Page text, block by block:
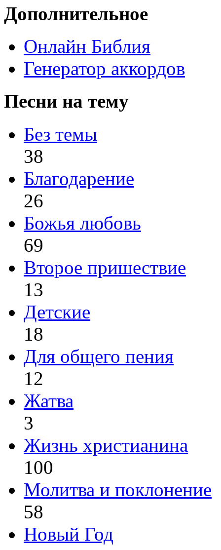
Дополнительное
Онлайн Библия
Генератор аккордов
Песни на тему
Без темы
38
Благодарение
26
Божья любовь
69
Второе пришествие
13
Детские
18
Для общего пения
12
Жатва
3
Жизнь христианина
100
Молитва и поклонение
58
Новый Год